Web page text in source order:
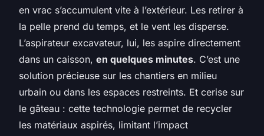
en vrac s’accumulent vite à l’extérieur. Les retirer à
la pelle prend du temps, et le vent les disperse.
L’aspirateur excavateur, lui, les aspire directement
dans un caisson, en quelques minutes. C’est une
solution précieuse sur les chantiers en milieu
urbain ou dans les espaces restreints. Et cerise sur
le gâteau : cette technologie permet de recycler
les matériaux aspirés, limitant l’impact